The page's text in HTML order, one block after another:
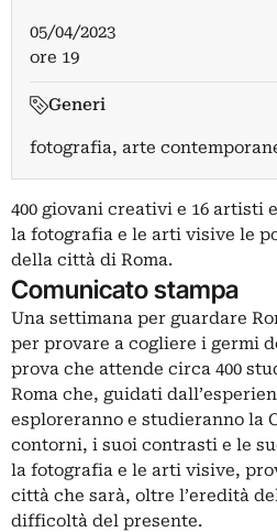
05/04/2023
ore 19
Generi
fotografia, arte
400 giovani creativi e 16 artisti
la fotografia e le arti visive le
della città di Roma.
Comunicato stampa
Una settimana per guardare
per provare a cogliere i germi
prova che attende circa 400
Roma che, guidati
esploreranno e studieranno la
contorni, i suoi contrasti e le
la fotografia e le arti visive,
città che sarà, oltre l’eredità
difficoltà del presente.